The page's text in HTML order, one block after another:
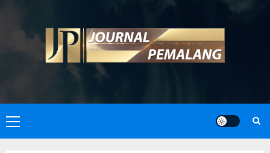
content
Primary
Menu